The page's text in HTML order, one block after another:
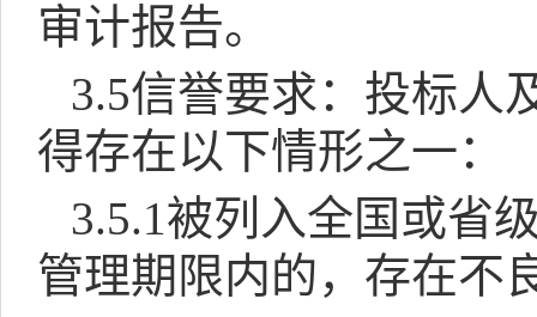
审计报告。
3.5信誉要求：投标人
得存在以下情形之一：
3.5.1被列入全国或省
管理期限内的，存在不